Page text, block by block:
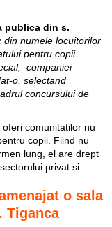
publica din s.
din numele locuitorilor
pentru copii
companiei
o, selectand
concursului de
comunitatilor nu
copii. Fiind nu
lung, el are drept
privat si
o sala
Tiganca